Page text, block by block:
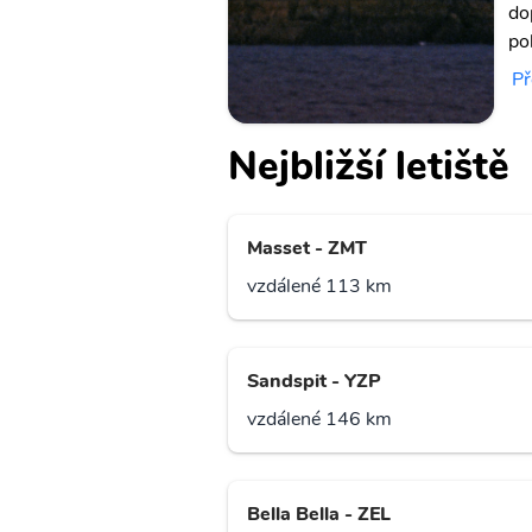
Nejbližší letiště
Masset - ZMT
vzdálené 113 km
Sandspit - YZP
vzdálené 146 km
Bella Bella - ZEL